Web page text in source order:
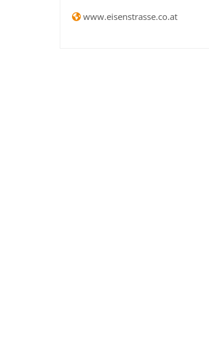
www.eisenstrasse.co.at